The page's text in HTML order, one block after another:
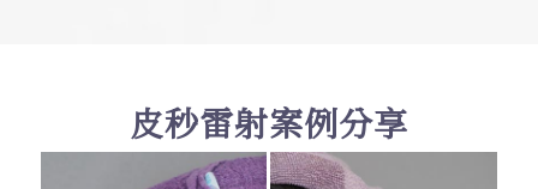
皮秒雷射案例分享